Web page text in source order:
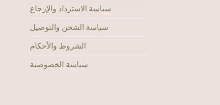
سياسة الاسترداد والإرجاع
سياسة الشحن والتوصيل
الشروط والأحكام
سياسة الخصوصية